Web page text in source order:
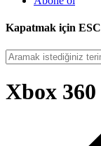
Kapatmak için ESC
Xbox 360